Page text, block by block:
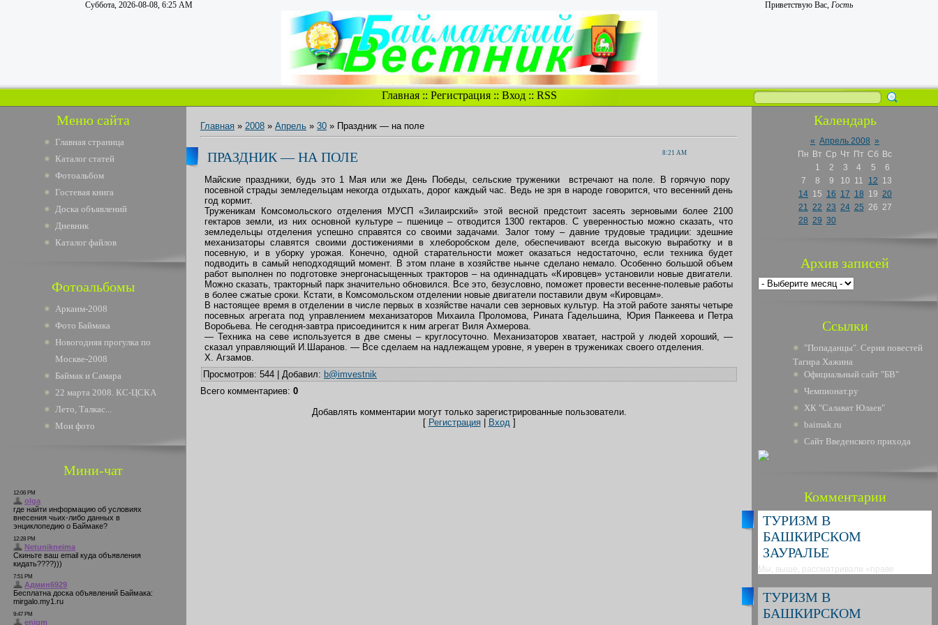
Суббота, 2026-08-08, 6:25 AM Приветствую Вас, Гость
Главная:: Регистрация:: Вход:: RSS
Меню сайта
Главная страница
Каталог статей
Фотоальбом
Гостевая книга
Доска объявлений
Дневник
Каталог файлов
Фотоальбомы
Аркаим-2008
Фото Баймака
Новогодняя прогулка по
Москве-2008
Баймак и Самара
22 марта 2008. КС-ЦСКА
Лето, Талкас...
Мои фото
Мини-чат
Главная » 2008 » Апрель » 30 » Праздник — на поле
8:21 AM
ПРАЗДНИК — НА ПОЛЕ
Майские праздники, будь это 1 Мая или же День Победы, сельские труженики встречают на поле. В горячую пору
посевной страды земледельцам некогда отдыхать, дорог каждый час. Ведь не зря в народе говорится, что весенний день
год кормит.
Труженикам Комсомольского отделения МУСП «Зилаирский» этой весной предстоит засеять зерновыми более 2100
гектаров земли, из них основной культуре – пшенице – отводится 1300 гектаров. С уверенностью можно сказать, что
земледельцы отделения успешно справятся со своими задачами. Залог тому – давние трудовые традиции: здешние
механизаторы славятся своими достижениями в хлеборобском деле, обеспечивают всегда высокую выработку и в
посевную, и в уборку урожая. Конечно, одной старательности может оказаться недостаточно, если техника будет
подводить в самый неподходящий момент. В этом плане в хозяйстве нынче сделано немало. Особенно большой объем
работ выполнен по подготовке энергонасыщенных тракторов – на одиннадцать «Кировцев» установили новые двигатели.
Можно сказать, тракторный парк значительно обновился. Все это, безусловно, поможет провести весенне-полевые работы
в более сжатые сроки. Кстати, в Комсомольском отделении новые двигатели поставили двум «Кировцам».
В настоящее время в отделении в числе первых в хозяйстве начали сев зерновых культур. На этой работе заняты четыре
посевных агрегата под управлением механизаторов Михаила Проломова, Рината Гадельшина, Юрия Панкеева и Петра
Воробьева. Не сегодня-завтра присоединится к ним агрегат Виля Ахмерова.
— Техника на севе используется в две смены – круглосуточно. Механизаторов хватает, настрой у людей хороший, —
сказал управляющий И.Шаранов. — Все сделаем на надлежащем уровне, я уверен в тружениках своего отделения.
Х. Агзамов.
Просмотров: 544 | Добавил: b@imvestnik
Всего комментариев: 0
Добавлять комментарии могут только зарегистрированные пользователи.
[ Регистрация| Вход]
Календарь
« Апрель 2008 »
Пн Вт Ср Чт Пт Сб Вс
1
2 3 4 5
6
7
8 9 10 11 12 13
14 15 16 17 18 19 20
21 22 23 24 25 26 27
28 29 30
Архив записей
Ссылки
"Попаданцы". Серия повестей
Тагира Хажина
Официальный сайт "БВ"
Чемпионат.ру
ХК "Салават Юлаев"
baimak.ru
Сайт Введенского прихода
Комментарии
ТУРИЗМ В
БАШКИРСКОМ
ЗАУРАЛЬЕ
Мы, выше, рассматривали «праве
ТУРИЗМ В
БАШКИРСКОМ